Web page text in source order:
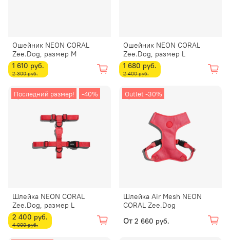
Ошейник NEON CORAL
Zee.Dog, размер M
1 610 руб.
2 300 руб.
Ошейник NEON CORAL
Zee.Dog, размер L
1 680 руб.
2 400 руб.
Последний размер! -40%
Шлейка NEON CORAL
Zee.Dog, размер L
2 400 руб.
4 000 руб.
Outlet -30%
Шлейка Air Mesh NEON
CORAL Zee.Dog
От 2 660 руб.